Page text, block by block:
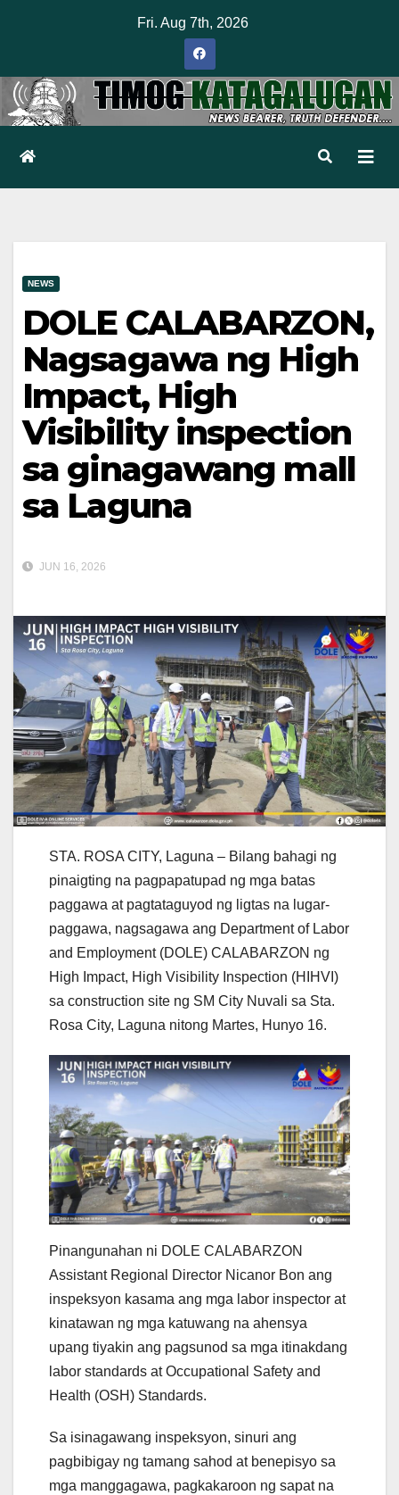
Fri. Aug 7th, 2026
NEWS
DOLE CALABARZON,
Nagsagawa ng High
Impact, High
Visibility inspection
sa ginagawang mall
sa Laguna
JUN 16, 2026
STA. ROSA CITY, Laguna – Bilang bahagi ng
pinaigting na pagpapatupad ng mga batas
paggawa at pagtataguyod ng ligtas na lugar-
paggawa, nagsagawa ang Department of Labor
and Employment (DOLE) CALABARZON ng
High Impact, High Visibility Inspection (HIHVI)
sa construction site ng SM City Nuvali sa Sta.
Rosa City, Laguna nitong Martes, Hunyo 16.
Pinangunahan ni DOLE CALABARZON
Assistant Regional Director Nicanor Bon ang
inspeksyon kasama ang mga labor inspector at
kinatawan ng mga katuwang na ahensya
upang tiyakin ang pagsunod sa mga itinakdang
labor standards at Occupational Safety and
Health (OSH) Standards.
Sa isinagawang inspeksyon, sinuri ang
pagbibigay ng tamang sahod at benepisyo sa
mga manggagawa, pagkakaroon ng sapat na